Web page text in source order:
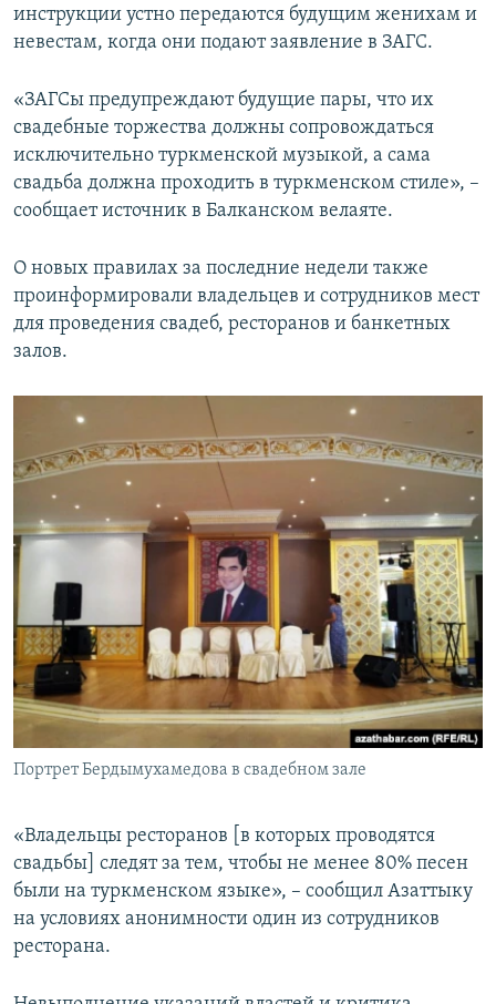
инструкции устно передаются будущим женихам и
невестам, когда они подают заявление в ЗАГС.
«ЗАГСы предупреждают будущие пары, что их
свадебные торжества должны сопровождаться
исключительно туркменской музыкой, а сама
свадьба должна проходить в туркменском стиле», –
сообщает источник в Балканском велаяте.
О новых правилах за последние недели также
проинформировали владельцев и сотрудников мест
для проведения свадеб, ресторанов и банкетных
залов.
Портрет Бердымухамедова в свадебном зале
«Владельцы ресторанов [в которых проводятся
свадьбы] следят за тем, чтобы не менее 80% песен
были на туркменском языке», – сообщил Азаттыку
на условиях анонимности один из сотрудников
ресторана.